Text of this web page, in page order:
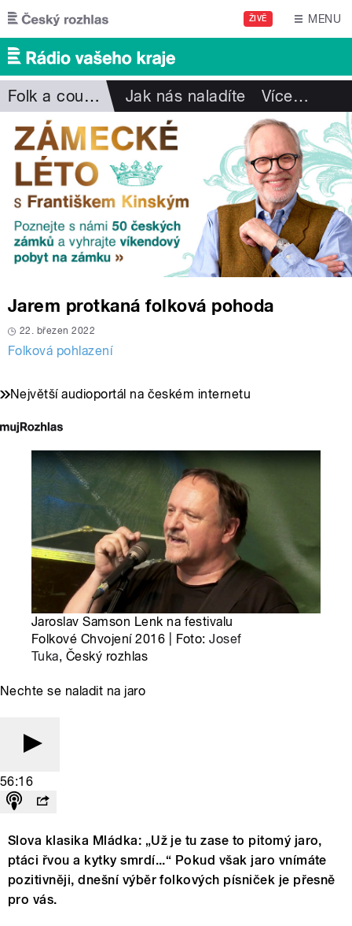
Přejít k hlavnímu obsahu
ŽIVĚ MENU
Folk a country Jak nás naladíte Více…
Jarem protkaná folková pohoda
22. březen 2022
Folková pohlazení
Největší audioportál na českém internetu
Jaroslav Samson Lenk na festivalu
Folkové Chvojení 2016 | Foto:Josef
Tuka, Český rozhlas
Nechte se naladit na jaro
56:16
Slova klasika Mládka: „Už je tu zase to pitomý jaro,
ptáci řvou a kytky smrdí...“ Pokud však jaro vnímáte
pozitivněji, dnešní výběr folkových písniček je přesně
pro vás.